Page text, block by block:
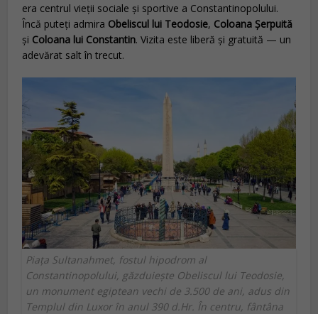
era centrul vieții sociale și sportive a Constantinopolului.
Încă puteți admira Obeliscul lui Teodosie, Coloana Șerpuită
și Coloana lui Constantin. Vizita este liberă și gratuită — un
adevărat salt în trecut.
Piața Sultanahmet, fostul hipodrom al
Constantinopolului, găzduiește Obeliscul lui Teodosie,
un monument egiptean vechi de 3.500 de ani, adus din
Templul din Luxor în anul 390 d.Hr. În centru, fântâna